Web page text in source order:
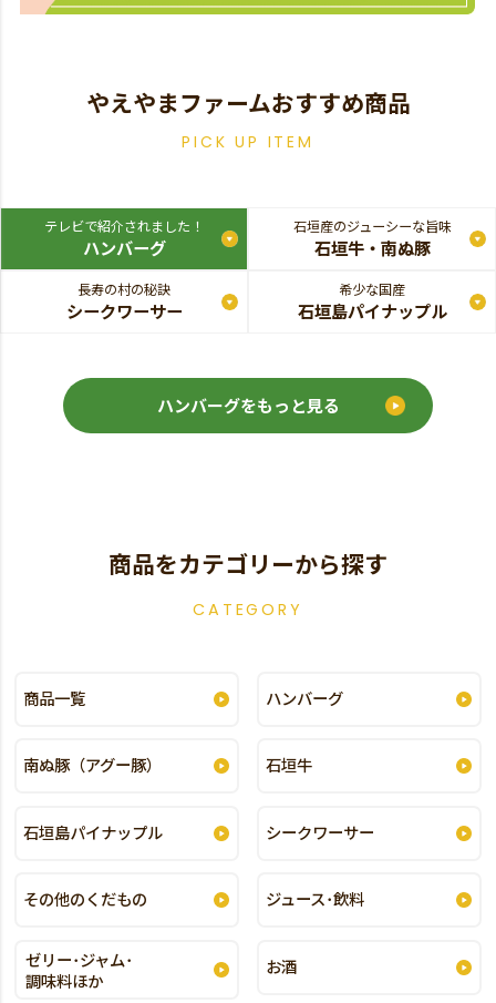
やえやまファームおすすめ商品
PICK UP ITEM
テレビで紹介されました！
ハンバーグ
石垣産のジューシーな旨味
石垣牛・南ぬ豚
長寿の村の秘訣
シークワーサー
希少な国産
石垣島パイナップル
ハンバーグをもっと見る
商品をカテゴリーから探す
CATEGORY
商品一覧 ハンバーグ
南ぬ豚（アグー豚） 石垣牛
石垣島パイナップル シークワーサー
その他のくだもの ジュース･飲料
ゼリー･ジャム･
調味料ほか
お酒